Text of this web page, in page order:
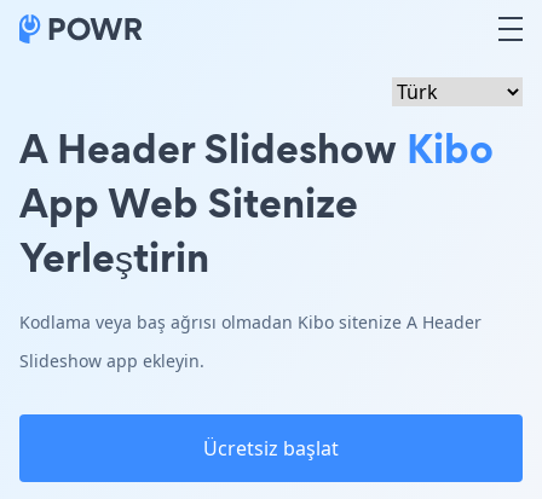
A Header Slideshow Kibo
App Web Sitenize
Yerleştirin
Kodlama veya baş ağrısı olmadan Kibo sitenize A Header
Slideshow app ekleyin.
Ücretsiz başlat